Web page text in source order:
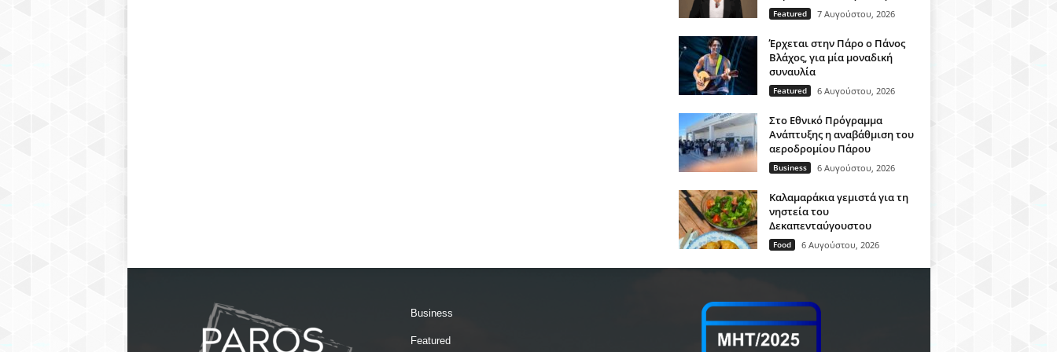
Featured 7 Αυγούστου, 2026
Έρχεται στην Πάρο ο Πάνος
Βλάχος, για μία μοναδική
συναυλία
Featured 6 Αυγούστου, 2026
Στο Εθνικό Πρόγραμμα
Ανάπτυξης η αναβάθμιση του
αεροδρομίου Πάρου
Business 6 Αυγούστου, 2026
Καλαμαράκια γεμιστά για τη
νηστεία του
Δεκαπενταύγουστου
Food 6 Αυγούστου, 2026
Business
Featured